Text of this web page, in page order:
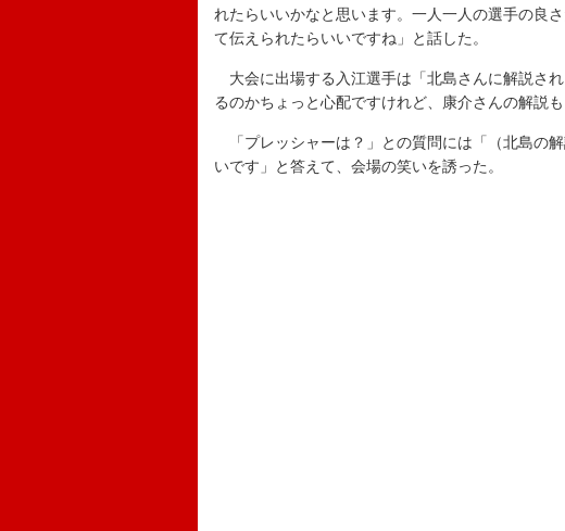
れたらいいかなと思います。一人一人の選手の良
て伝えられたらいいですね」と話した。
大会に出場する入江選手は「北島さんに解説さ
るのかちょっと心配ですけれど、康介さんの解説
「プレッシャーは？」との質問には「（北島の
いです」と答えて、会場の笑いを誘った。